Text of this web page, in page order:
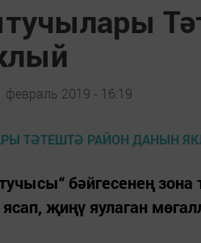
февраль 2019 - 16:19
бәйгесенең
җиңү яулаган